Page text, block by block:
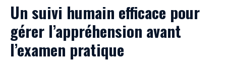
Un suivi humain efficace pour
gérer l’appréhension avant
l’examen pratique